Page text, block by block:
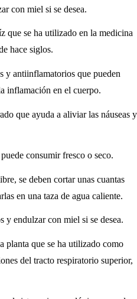
con miel si se desea.
que se ha utilizado en la medicina
hace siglos.
y antiinflamatorios que pueden
inflamación en el cuerpo.
que ayuda a aliviar las náuseas y
consumir fresco o seco.
se deben cortar unas cuantas
en una taza de agua caliente.
y endulzar con miel si se desea.
planta que se ha utilizado como
del tracto respiratorio superior,